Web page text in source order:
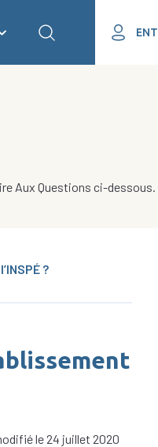
ENT
Aux Questions ci-dessous.
?
le 24 juillet 2020